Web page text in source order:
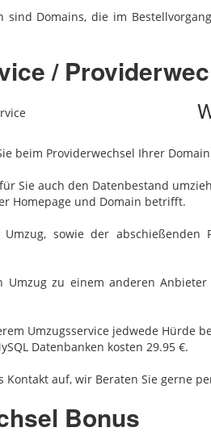
sind Domains, die im
/
beim Providerwechsel Ihrer
Sie auch den Datenbestand
Homepage und Domain betrifft.
sowie der
Umzug zu einem anderen
Umzugsservice jedwede Hürde
Datenbanken kosten 29.95 €.
auf, wir Beraten Sie gerne
Bonus